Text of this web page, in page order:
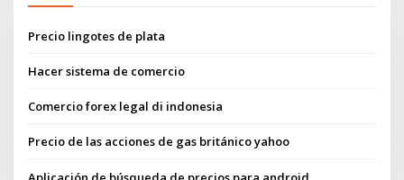
Precio lingotes de plata
Hacer sistema de comercio
Comercio forex legal di indonesia
Precio de las acciones de gas británico yahoo